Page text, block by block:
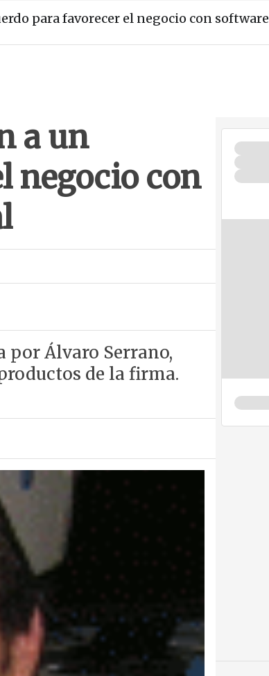
para favorecer el negocio con
a un
negocio con
por Álvaro Serrano,
de la firma.